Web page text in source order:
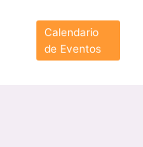
contenido
Calendario
de Eventos